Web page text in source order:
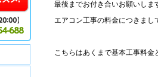
最後までお付き合いお願いしま
エアコン工事の料金につきまし
こちらはあくまで基本工事料金